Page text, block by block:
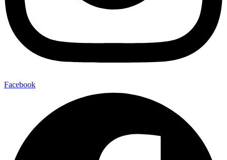
Facebook